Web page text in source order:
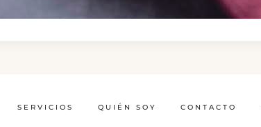
SERVICIOS QUIÉN SOY CONTACTO